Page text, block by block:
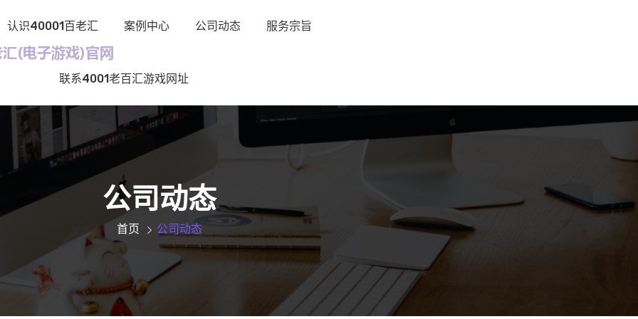
认识40001百老汇 案例中心 公司动态 服务宗旨
联系4001老百汇游戏网址
公司动态
首页 公司动态